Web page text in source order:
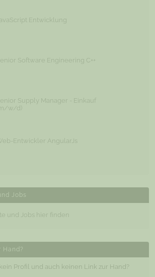
Entwicklung
Software Engineering C++
Supply Manager - Einkauf
w/d)
Entwickler AngularJs
Jobs
und Jobs hier finden
Hand?
Profil und auch keinen Link zur Hand?